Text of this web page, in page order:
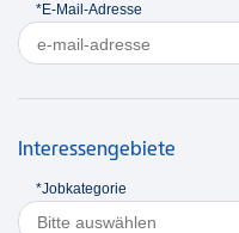
*E-Mail-Adresse
Interessengebiete
*Jobkategorie
Bitte auswählen